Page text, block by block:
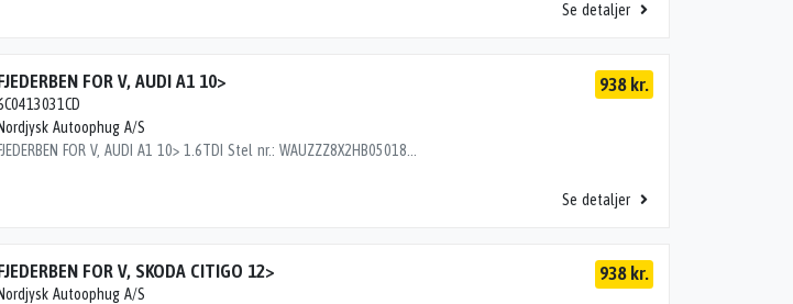
Se detaljer
FOR V, AUDI A1 10>
Nordjysk Autoophug A/S
FJEDERBEN FOR V, AUDI A1 10> 1.6TDI Stel nr.: WAUZZZ8X2HB050186 Årgang: 2016 Del nr.: TM06694 Dito nr.: 01343601 Stamkort nr.: RF059 6C0413031DD 6C0413031CD GL. NR. 220000 km
938 kr.
Se detaljer
FOR V, SKODA CITIGO 12>
Autoophug A/S
938 kr.